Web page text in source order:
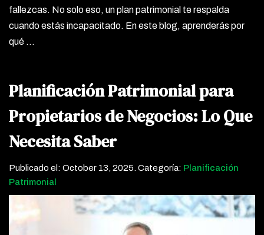
fallezcas. No solo eso, un plan patrimonial te respalda
cuando estás incapacitado. En este blog, aprenderás por
qué …
Planificación Patrimonial para
Propietarios de Negocios: Lo Que
Necesita Saber
Publicado el: October 13, 2025. Categoría: Planificación
Patrimonial